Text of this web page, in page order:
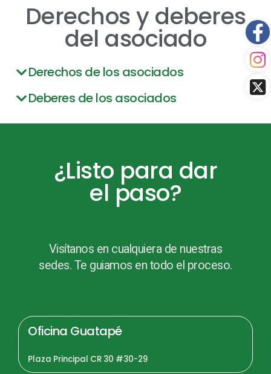
Derechos y deberes
del asociado
Derechos de los asociados
Deberes de los asociados
¿Listo para dar
el paso?
Visítanos en cualquiera de nuestras
sedes. Te guiamos en todo el proceso.
Oficina Guatapé
Plaza Principal CR 30 #30-29